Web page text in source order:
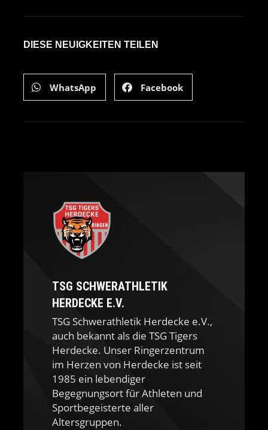
DIESE NEUIGKEITEN TEILEN
WhatsApp Facebook
TSG SCHWERATHLETIK
HERDECKE E.V.
TSG Schwerathletik Herdecke e.V.,
auch bekannt als die TSG Tigers
Herdecke. Unser Ringerzentrum
im Herzen von Herdecke ist seit
1985 ein lebendiger
Begegnungsort für Athleten und
Sportbegeisterte aller
Altersgruppen.